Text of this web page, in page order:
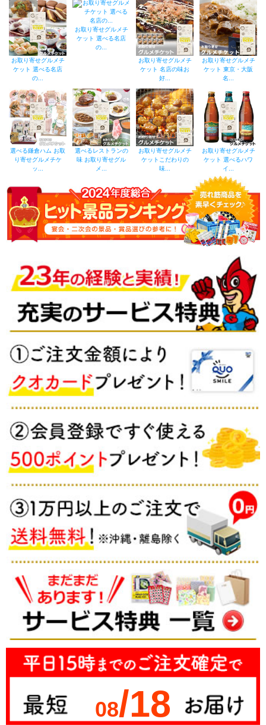
お取り寄せグルメチ
ケット 選べる名店
の...
お取り寄せグルメチ
ケット 選べる名店
の...
お取り寄せグルメチ
ケット 名店の味お
好...
お取り寄せグルメチ
ケット 東京・大阪
名...
選べる鎌倉ハム お取
り寄せグルメチケ
ッ...
選べるレストランの
味 お取り寄せグル
メ...
お取り寄せグルメチ
ケットこだわりの
味...
お取り寄せグルメチ
ケット 選べるハワ
イ...
08/18